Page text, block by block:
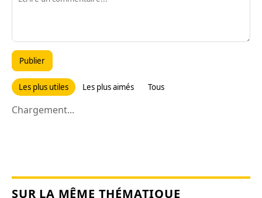
Publier
Les plus utiles Les plus aimés Tous
Chargement...
SUR LA MÊME THÉMATIQUE